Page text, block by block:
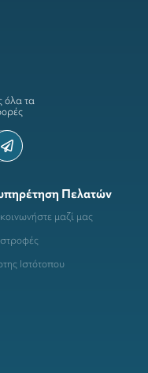
όλα τα
Πελατών
μαζί μας
Ιστότοπου